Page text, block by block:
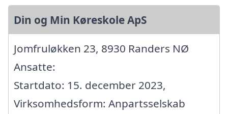
Din og Min Køreskole ApS
Jomfruløkken 23, 8930 Randers NØ
Ansatte:
Startdato: 15. december 2023,
Virksomhedsform: Anpartsselskab